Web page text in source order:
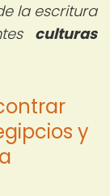
la escritura
culturas
y